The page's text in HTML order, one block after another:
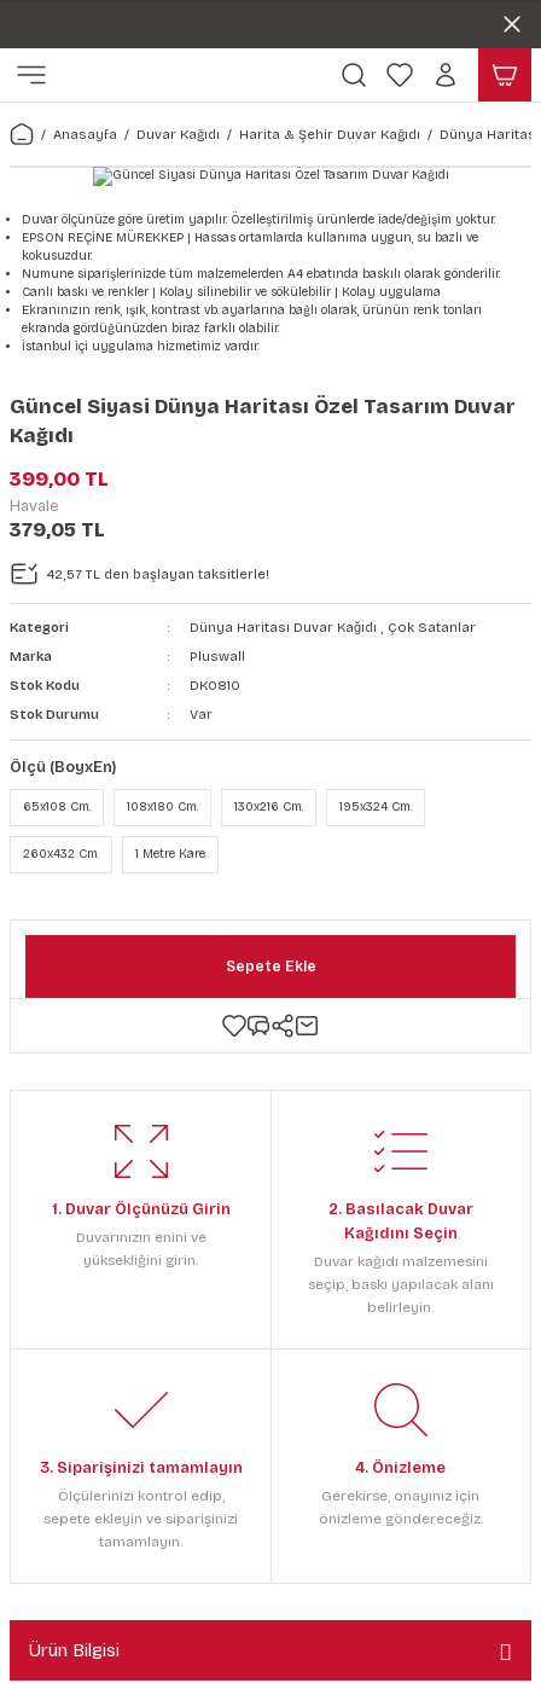
Harita & Şehir Duvar Kağıdı
Türkiye Serisi Duvar Kağıdı
Şehir & Ülke Duvar Kağıdı
Duvar Kağıdı
Çiçek Duvar Kağıdı
Hayvan, Yaprak & Çiçek
Yaprak Desenli Duvar Kağıdı
Hayvan Duvar Kağıdı
Kağıdı
Doğa & Manza Duvar Kağıdı
Manzara Duvar Kağıdı
Orman Duvar Kağıdı
Tasarım & Sanatsal Duvar
Sanat Duvar Kağıdı
Geometrik Duvar Kağıdı
Araba Duvar Kağıdı
Sağlık Duvar Kağıdı
Taş Desenli Duvar Kağıdı
Ahşap, Mermer & Taş
Mermer Desenli Duvar Kağıdı
Taş Desenli Duvar Kağıdı
Ahşap Desenli Duvar Kağıdı
Duvar Kanvası
Kağıdı Stickeri
Seti
Sticker Seti
Anasayfa Duvar Kağıdı Harita & Şehir Duvar Kağıdı Dünya Haritası
Duvar ölçünüze göre üretim yapılır. Özelleştirilmiş ürünlerde iade/değişim yoktur.
EPSON REÇİNE MÜREKKEP | Hassas ortamlarda kullanıma uygun, su bazlı ve
kokusuzdur.
Numune siparişlerinizde tüm malzemelerden A4 ebatında baskılı olarak gönderilir.
Canlı baskı ve renkler | Kolay silinebilir ve sökülebilir | Kolay uygulama
Ekranınızın renk, ışık, kontrast vb. ayarlarına bağlı olarak, ürünün renk tonları
ekranda gördüğünüzden biraz farklı olabilir.
İstanbul içi uygulama hizmetimiz vardır.
Güncel Siyasi Dünya Haritası Özel Tasarım Duvar
Kağıdı
399,00 TL
Havale
379,05 TL
42,57 TL den başlayan taksitlerle!
Kategori Dünya Haritası Duvar Kağıdı , Çok Satanlar
Marka
Pluswall
Stok Kodu
DK0810
Stok Durumu
Var
Ölçü (BoyxEn)
65x108 Cm. 108x180 Cm. 130x216 Cm. 195x324 Cm.
260x432 Cm. 1 Metre Kare
Sepete Ekle
1. Duvar Ölçünüzü Girin
Duvarınızın enini ve
yüksekliğini girin.
2. Basılacak Duvar
Kağıdını Seçin
Duvar kağıdı malzemesini
seçip, baskı yapılacak alanı
belirleyin.
3. Siparişinizi tamamlayın
Ölçülerinizi kontrol edip,
sepete ekleyin ve siparişinizi
tamamlayın.
4. Önizleme
Gerekirse, onayınız için
önizleme göndereceğiz.
Ürün Bilgisi